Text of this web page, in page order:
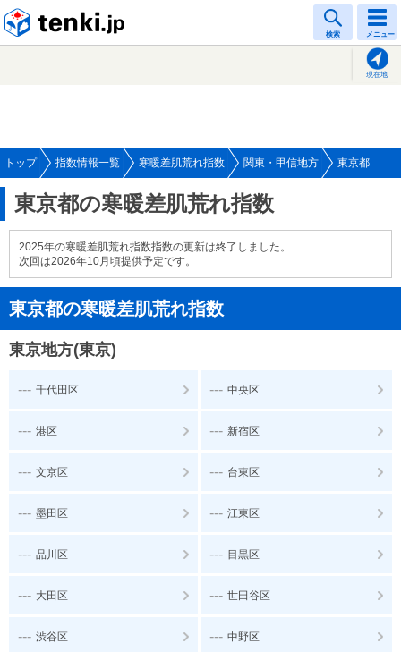
検索 メニュー
現在地
トップ 指数情報一覧 寒暖差肌荒れ指数 関東・甲信地方 東京都
東京都の寒暖差肌荒れ指数
2025年の寒暖差肌荒れ指数指数の更新は終了しました。
次回は2026年10月頃提供予定です。
東京都の寒暖差肌荒れ指数
東京地方(東京)
--- 千代田区 --- 中央区
--- 港区 --- 新宿区
--- 文京区 --- 台東区
--- 墨田区 --- 江東区
--- 品川区 --- 目黒区
--- 大田区 --- 世田谷区
--- 渋谷区 --- 中野区